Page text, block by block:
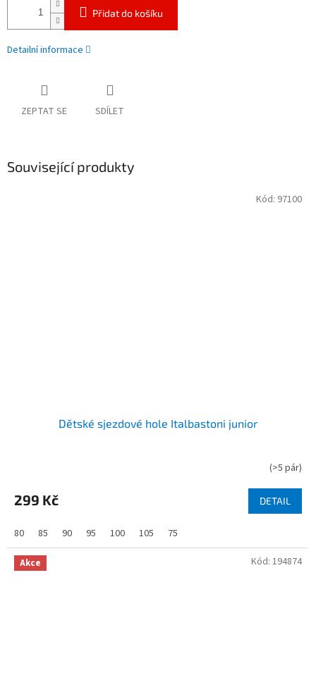
Přidat do košíku
Detailní informace
ZEPTAT SE SDÍLET
Související produkty
Dětské sjezdové hole Italbastoni junior
(>5 pár)
299 Kč DETAIL
80 85 90 95 100 105 75
Kód: 97100
Akce Kód: 194874